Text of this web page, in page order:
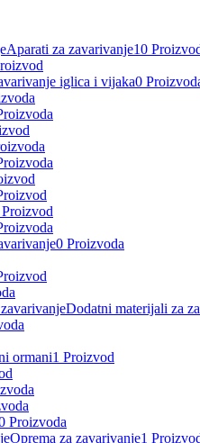
Aparati za zavarivanje10
iglica i vijaka0
Proizvod
0 Proizvoda
Dodatni materijali za
ormani1 Proizvod
Proizvoda
Oprema za zavarivanje1